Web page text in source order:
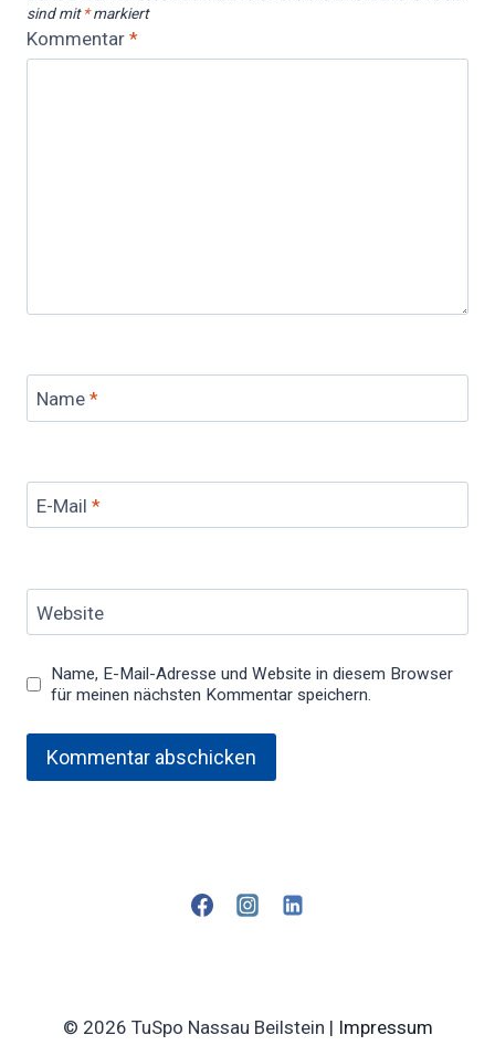
sind mit*markiert
Kommentar *
Name *
E-Mail *
Website
Name, E-Mail-Adresse und Website in diesem Browser
für meinen nächsten Kommentar speichern.
© 2026 TuSpo Nassau Beilstein | Impressum